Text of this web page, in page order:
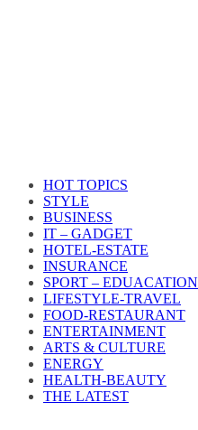
HOT TOPICS
STYLE
BUSINESS
IT – GADGET
HOTEL-ESTATE
INSURANCE
SPORT – EDUACATION
LIFESTYLE​-TRAVEL​
FOOD-RESTAURANT
ENTERTAINMENT
ARTS & CULTURE
ENERGY
HEALTH​-BEAUTY
THE LATEST